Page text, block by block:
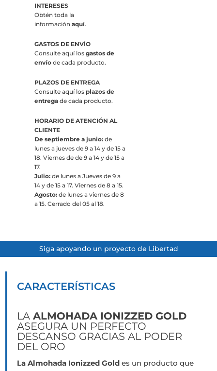
INTERESES
Obtén toda la
informaciónaquí.
GASTOS DE ENVÍO
Consulte aquí losgastos de
envío de cada producto.
PLAZOS DE ENTREGA
Consulte aquí losplazos de
entrega de cada producto.
HORARIO DE ATENCIÓN AL
CLIENTE
De septiembre a junio: de
lunes a jueves de 9 a 14 y de 15 a
18. Viernes de de 9 a 14 y de 15 a
17.
Julio: de lunes a Jueves de 9 a
14 y de 15 a 17. Viernes de 8 a 15.
Agosto: de lunes a viernes de 8
a 15. Cerrado del 05 al 18.
Siga apoyando un proyecto de Libertad
CARACTERÍSTICAS
LAALMOHADA IONIZZED GOLD
ASEGURA UN PERFECTO
DESCANSO GRACIAS AL PODER
DEL ORO
La Almohada Ionizzed Gold es un producto que